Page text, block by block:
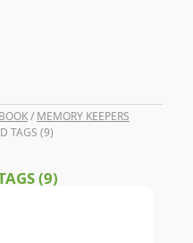
/ MEMORY KEEPERS
TAGS (9)
(9)